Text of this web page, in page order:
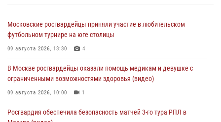
Московские росгвардейцы приняли участие в любительском
футбольном турнире на юге столицы
09 августа 2026, 13:30 4
В Москве росгвардейцы оказали помощь медикам и девушке с
ограниченными возможностями здоровья (видео)
09 августа 2026, 10:00 1
Росгвардия обеспечила безопасность матчей 3-го тура РПЛ в